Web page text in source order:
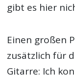
gibt es hier
Einen großen
zusätzlich für
Gitarre: Ich